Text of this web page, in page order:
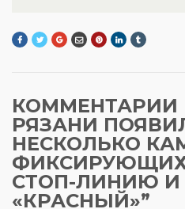
КОММЕНТАРИИ
РЯЗАНИ
НЕСКОЛЬКО
СТОП-ЛИНИЮ И
«КРАСНЫЙ»”